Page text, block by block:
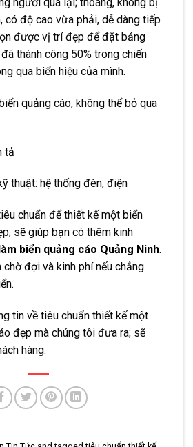
có độ cao vừa phải, dễ dàng tiếp
được vị trí đẹp để đặt bảng
thành công 50% trong chiến
qua biển hiệu của mình.
quảng cáo, không thể bỏ qua
tả
thuật: hệ thống đèn, điện
chuẩn để thiết kế một biển
sẽ giúp bạn có thêm kinh
làm biển quảng cáo Quảng Ninh.
chờ đợi và kinh phí nếu chẳng
tin về tiêu chuẩn thiết kế một
đẹp mà chúng tôi đưa ra; sẽ
hàng.